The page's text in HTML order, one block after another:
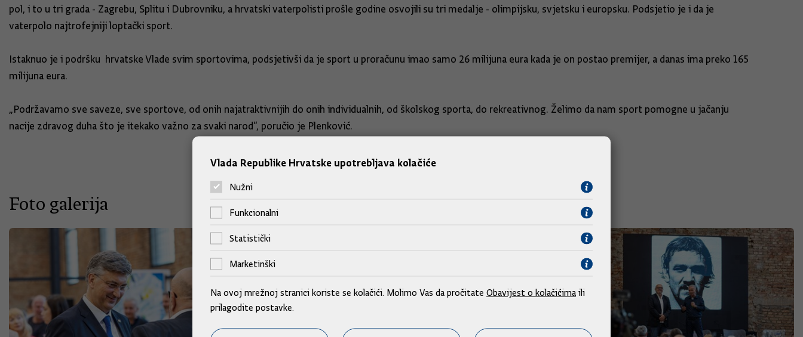
pol, i to u tri grada - Zagrebu, Splitu i Dubrovniku, a hrvatski vaterpolisti prošle godine osvojili su tri medalje - olimpijsku, svjetsku i europsku. Podsjetio je i da je
vaterpolo najtrofejniji loptački sport.
Istaknuo je i podršku hrvatske Vlade svim sportovima, podsjetivši da je sport u proračunu imao samo 26 milijuna eura kada je on postao premijer, a danas ima preko 165
milijuna eura.
„Podržavamo sve saveze, sve sportove, od onih najatraktivnijih do onih individualnih, od školskog sporta, do rekreativnog. Želimo da nam sport pomogne u jačanju
nacije zdravog duha što je itekako važno za svaki narod“, poručio je Plenković.
Foto galerija
Vlada Republike Hrvatske upotrebljava kolačiće
Nužni
Funkcionalni
Statistički
Marketinški
Na ovoj mrežnoj stranici koriste se kolačići. Molimo Vas da pročitate Obavijest o kolačićima ili
prilagodite postavke.